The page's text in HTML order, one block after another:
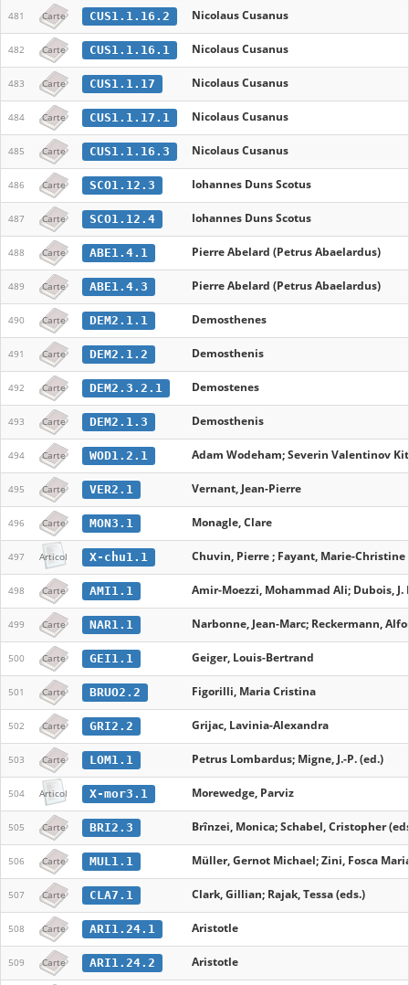
481 Carte CUS1.1.16.2 Nicolaus Cusanus
482 Carte CUS1.1.16.1 Nicolaus Cusanus
483 Carte CUS1.1.17 Nicolaus Cusanus
484 Carte CUS1.1.17.1 Nicolaus Cusanus
485 Carte CUS1.1.16.3 Nicolaus Cusanus
486 Carte SCO1.12.3 Iohannes Duns Scotus
487 Carte SCO1.12.4 Iohannes Duns Scotus
488 Carte ABE1.4.1 Pierre Abelard (Petrus Abaelardus)
489 Carte ABE1.4.3 Pierre Abelard (Petrus Abaelardus)
490 Carte DEM2.1.1 Demosthenes
491 Carte DEM2.1.2 Demosthenis
492 Carte DEM2.3.2.1 Demostenes
493 Carte DEM2.1.3 Demosthenis
494 Carte WOD1.2.1 Adam Wodeham; Severin Valentinov
495 Carte VER2.1 Vernant, Jean-Pierre
496 Carte MON3.1 Monagle, Clare
497 Articol X-chu1.1 Chuvin, Pierre ; Fayant, Marie-Christine
498 Carte AMI1.1 Amir-Moezzi, Mohammad Ali; Dubois, J.
499 Carte NAR1.1 Narbonne, Jean-Marc; Reckermann,
500 Carte GEI1.1 Geiger, Louis-Bertrand
501 Carte BRUO2.2 Figorilli, Maria Cristina
502 Carte GRI2.2 Grijac, Lavinia-Alexandra
503 Carte LOM1.1 Petrus Lombardus; Migne, J.-P. (ed.)
504 Articol X-mor3.1 Morewedge, Parviz
505 Carte BRI2.3 Brînzei, Monica; Schabel, Cristopher
506 Carte MUL1.1 Müller, Gernot Michael; Zini, Fosca
507 Carte CLA7.1 Clark, Gillian; Rajak, Tessa (eds.)
508 Carte ARI1.24.1 Aristotle
509 Carte ARI1.24.2 Aristotle